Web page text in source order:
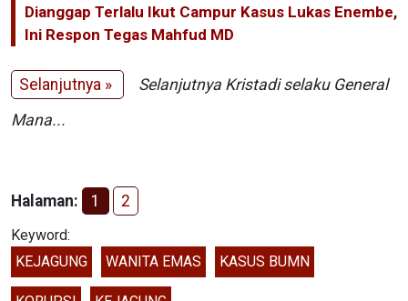
Dianggap Terlalu Ikut Campur Kasus Lukas Enembe,
Ini Respon Tegas Mahfud MD
Selanjutnya »
Selanjutnya Kristadi selaku General
Mana...
Halaman: 1 2
Keyword:
KEJAGUNG
WANITA EMAS KASUS BUMN